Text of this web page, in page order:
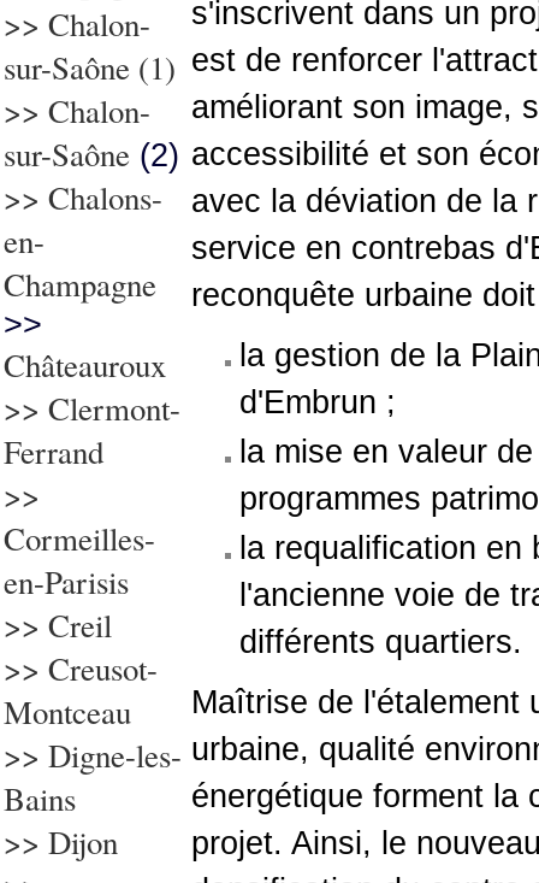
>> Chalon-
sur-Saône (1)
>> Chalon-
sur-Saône (2)
>> Chalons-
en-
Champagne
>>
Châteauroux
>> Clermont-
Ferrand
>>
Cormeilles-
en-Parisis
>> Creil
>> Creusot-
Montceau
>> Digne-les-
Bains
>> Dijon
s'inscrivent dans un
est de renforcer
améliorant son image,
accessibilité et son
avec la déviation de la
service en contrebas
reconquête urbaine
la gestion de la
d'Embrun ;
la mise en valeur
programmes
la requalification
l'ancienne voie de
différents quartiers.
Maîtrise de l'étalement
urbaine, qualité
énergétique forment la
projet. Ainsi, le